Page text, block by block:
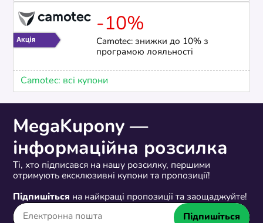
-10%
Camotec: знижки до 10% з
програмою лояльності
Camotec: всі купони
MegaKupony —
інформаційна розсилка
Ті, хто підписався на нашу розсилку, першими
отримують ексклюзивні купони та пропозиції!
Підпишіться на найкращі пропозиції та заощаджуйте!
Підпишіться